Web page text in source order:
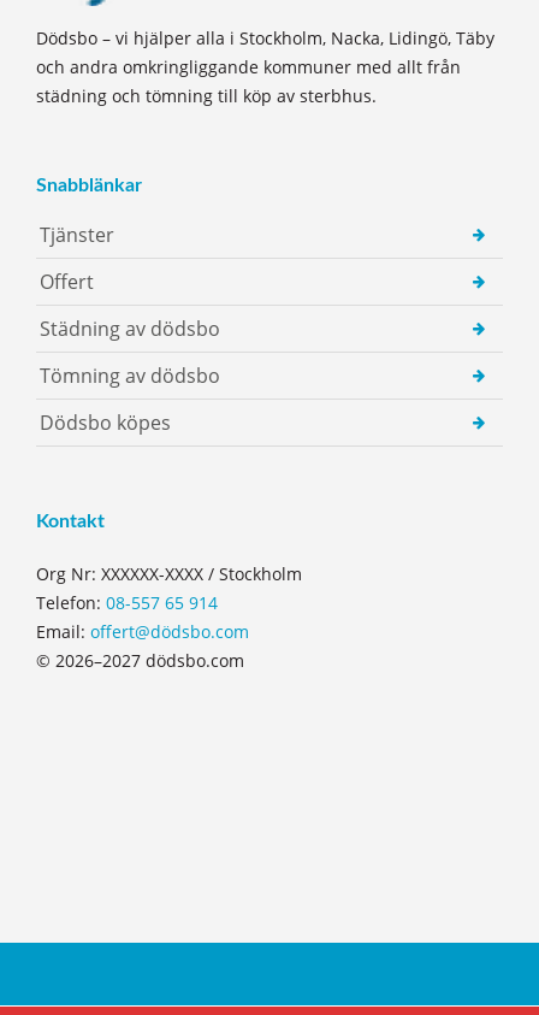
Dödsbo – vi hjälper alla i Stockholm, Nacka, Lidingö, Täby
och andra omkringliggande kommuner med allt från
städning och tömning till köp av sterbhus.
Snabblänkar
Tjänster
Offert
Städning av dödsbo
Tömning av dödsbo
Dödsbo köpes
Kontakt
Org Nr: XXXXXX-XXXX / Stockholm
Telefon: 08-557 65 914
Email: offert@dödsbo.com
© 2026–2027 dödsbo.com